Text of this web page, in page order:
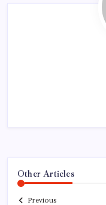
Other Articles
Previous